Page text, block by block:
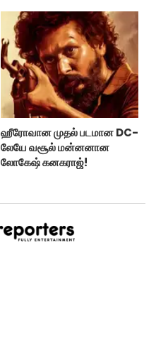
ஹீரோவான முதல் படமான DC-
லேயே வசூல் மன்னனான
லோகேஷ் கனகராஜ்!